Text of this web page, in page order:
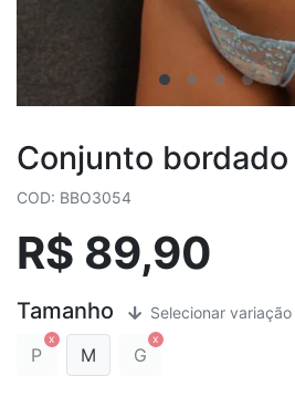
Conjunto
COD: BBO3054
R$ 89,90
Tamanho Selecionar variação
P M G